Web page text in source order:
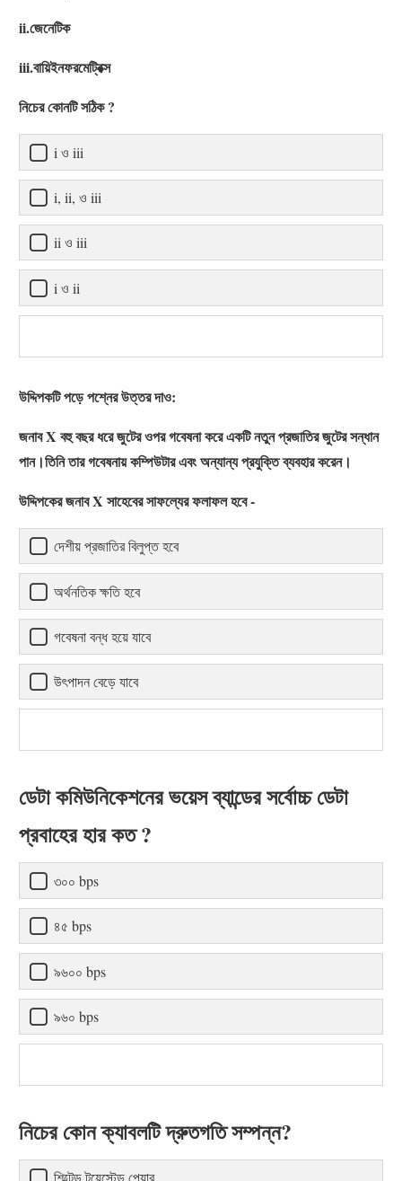
ii.জেনেটিক
iii.বায়িইনফরমেট্রিক্স
নিচের কোনটি সঠিক ?
i ও iii
i, ii, ও iii
ii ও iii
i ও ii
উদ্দিপকটি পড়ে পশ্নের উত্তর দাও:
জনাব X বহু বছর ধরে জুটের ওপর গবেষনা করে একটি নতুন প্রজাতির জুটের সন্ধান
পান।তিনি তার গবেষনায় কম্পিউটার এবং অন্যান্য প্রযুক্তি ব্যবহার করেন।
উদ্দিপকের জনাব X সাহেবের সাফল্যের ফলাফল হবে -
দেশীয় প্রজাতির বিলুপ্ত হবে
অর্থনতিক ক্ষতি হবে
গবেষনা বন্ধ হয়ে যাবে
উৎপাদন বেড়ে যাবে
ডেটা কমিউনিকেশনের ভয়েস ব্যান্ডের সর্বোচ্চ ডেটা
প্রবাহের হার কত ?
৩০০ bps
৪৫ bps
৯৬০০ bps
৯৬০ bps
নিচের কোন ক্যাবলটি দ্রুতগতি সম্পন্ন?